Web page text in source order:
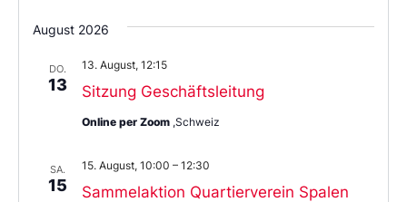
Sie
das
aus.
August 2026
DO.
13 Sitzung Geschäftsleitung
13. August, 12:15
Online per Zoom ,Schweiz
SA.
15 Sammelaktion Quartierverein Spalen
15. August, 10:00 – 12:30